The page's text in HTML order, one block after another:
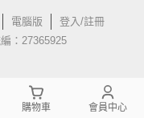
電腦版
登入/註冊
：27365925
購物車 會員中心